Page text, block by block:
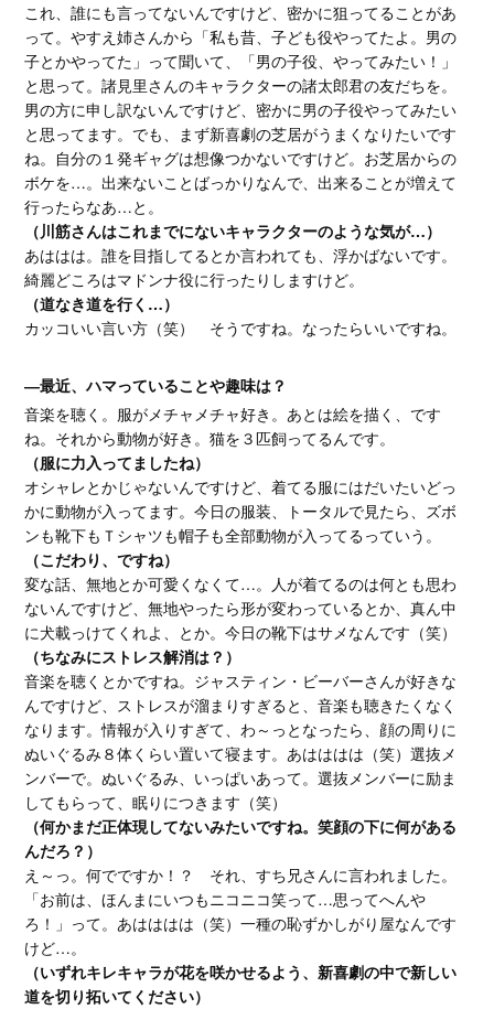
これ、誰にも言ってないんですけど、密かに狙ってることがあ
って。やすえ姉さんから「私も昔、子ども役やってたよ。男の
子とかやってた」って聞いて、「男の子役、やってみたい！」
と思って。諸見里さんのキャラクターの諸太郎君の友だちを。
男の方に申し訳ないんですけど、密かに男の子役やってみたい
と思ってます。でも、まず新喜劇の芝居がうまくなりたいです
ね。自分の１発ギャグは想像つかないですけど。お芝居からの
ボケを…。出来ないことばっかりなんで、出来ることが増えて
行ったらなあ…と。
（川筋さんはこれまでにないキャラクターのような気が…）
あははは。誰を目指してるとか言われても、浮かばないです。
綺麗どころはマドンナ役に行ったりしますけど。
（道なき道を行く…）
カッコいい言い方（笑） そうですね。なったらいいですね。
―最近、ハマっていることや趣味は？
音楽を聴く。服がメチャメチャ好き。あとは絵を描く、です
ね。それから動物が好き。猫を３匹飼ってるんです。
（服に力入ってましたね）
オシャレとかじゃないんですけど、着てる服にはだいたいどっ
かに動物が入ってます。今日の服装、トータルで見たら、ズボ
ンも靴下もＴシャツも帽子も全部動物が入ってるっていう。
（こだわり、ですね）
変な話、無地とか可愛くなくて…。人が着てるのは何とも思わ
ないんですけど、無地やったら形が変わっているとか、真ん中
に犬載っけてくれよ、とか。今日の靴下はサメなんです（笑）
（ちなみにストレス解消は？）
音楽を聴くとかですね。ジャスティン・ビーバーさんが好きな
んですけど、ストレスが溜まりすぎると、音楽も聴きたくなく
なります。情報が入りすぎて、わ～っとなったら、顔の周りに
ぬいぐるみ８体くらい置いて寝ます。あはははは（笑）選抜メ
ンバーで。ぬいぐるみ、いっぱいあって。選抜メンバーに励ま
してもらって、眠りにつきます（笑）
（何かまだ正体現してないみたいですね。笑顔の下に何がある
んだろ？）
え～っ。何でですか！？ それ、すち兄さんに言われました。
「お前は、ほんまにいつもニコニコ笑って…思ってへんや
ろ！」って。あはははは（笑）一種の恥ずかしがり屋なんです
けど…。
（いずれキレキャラが花を咲かせるよう、新喜劇の中で新しい
道を切り拓いてください）